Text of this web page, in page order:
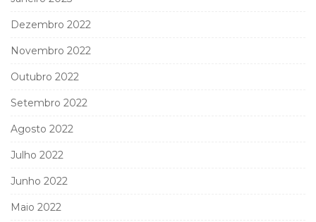
Dezembro 2022
Novembro 2022
Outubro 2022
Setembro 2022
Agosto 2022
Julho 2022
Junho 2022
Maio 2022